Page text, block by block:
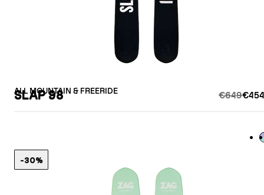
ALL MOUNTAIN & FREERIDE
SLAP 98 €649
-30%